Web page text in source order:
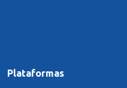
Plataformas